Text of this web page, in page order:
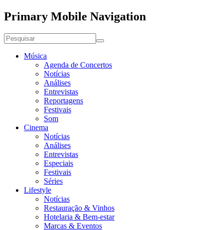
Primary Mobile Navigation
Música
Agenda de Concertos
Notícias
Análises
Entrevistas
Reportagens
Festivais
Som
Cinema
Notícias
Análises
Entrevistas
Especiais
Festivais
Séries
Lifestyle
Notícias
Restauração & Vinhos
Hotelaria & Bem-estar
Marcas & Eventos